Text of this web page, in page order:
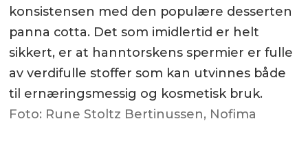
konsistensen med den populære desserten
panna cotta. Det som imidlertid er helt
sikkert, er at hanntorskens spermier er fulle
av verdifulle stoffer som kan utvinnes både
til ernæringsmessig og kosmetisk bruk.
Foto: Rune Stoltz Bertinussen, Nofima